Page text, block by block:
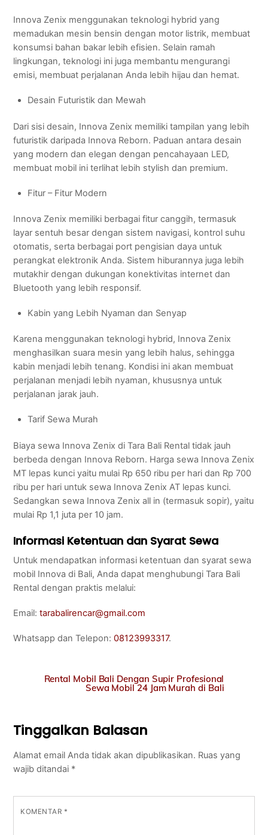
Innova Zenix menggunakan teknologi hybrid yang
memadukan mesin bensin dengan motor listrik, membuat
konsumsi bahan bakar lebih efisien. Selain ramah
lingkungan, teknologi ini juga membantu mengurangi
emisi, membuat perjalanan Anda lebih hijau dan hemat.
Desain Futuristik dan Mewah
Dari sisi desain, Innova Zenix memiliki tampilan yang lebih
futuristik daripada Innova Reborn. Paduan antara desain
yang modern dan elegan dengan pencahayaan LED,
membuat mobil ini terlihat lebih stylish dan premium.
Fitur – Fitur Modern
Innova Zenix memiliki berbagai fitur canggih, termasuk
layar sentuh besar dengan sistem navigasi, kontrol suhu
otomatis, serta berbagai port pengisian daya untuk
perangkat elektronik Anda. Sistem hiburannya juga lebih
mutakhir dengan dukungan konektivitas internet dan
Bluetooth yang lebih responsif.
Kabin yang Lebih Nyaman dan Senyap
Karena menggunakan teknologi hybrid, Innova Zenix
menghasilkan suara mesin yang lebih halus, sehingga
kabin menjadi lebih tenang. Kondisi ini akan membuat
perjalanan menjadi lebih nyaman, khususnya untuk
perjalanan jarak jauh.
Tarif Sewa Murah
Biaya sewa Innova Zenix di Tara Bali Rental tidak jauh
berbeda dengan Innova Reborn. Harga sewa Innova Zenix
MT lepas kunci yaitu mulai Rp 650 ribu per hari dan Rp 700
ribu per hari untuk sewa Innova Zenix AT lepas kunci.
Sedangkan sewa Innova Zenix all in (termasuk sopir), yaitu
mulai Rp 1,1 juta per 10 jam.
Informasi Ketentuan dan Syarat Sewa
Untuk mendapatkan informasi ketentuan dan syarat sewa
mobil Innova di Bali, Anda dapat menghubungi Tara Bali
Rental dengan praktis melalui:
Email:tarabalirencar@gmail.com
Whatsapp dan Telepon:08123993317.
Rental Mobil Bali Dengan Supir Profesional
Sewa Mobil 24 Jam Murah di Bali
Tinggalkan Balasan
Alamat email Anda tidak akan dipublikasikan. Ruas yang
wajib ditandai *
KOMENTAR *